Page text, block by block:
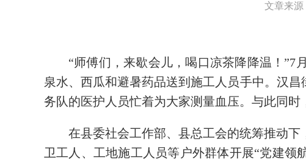
文章来源
“师傅们，来歇会儿，喝口凉茶降降温！
泉水、西瓜和避暑药品送到施工人员手中。汉
务队的医护人员忙着为大家测量血压。与此同时
在县委社会工作部、县总工会的统筹推动
卫工人、工地施工人员等户外群体开展“党建领